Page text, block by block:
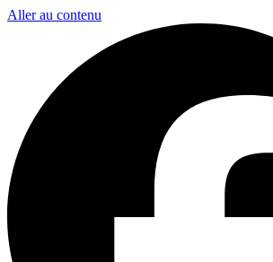
Aller au contenu